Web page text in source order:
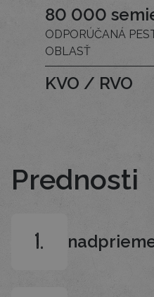
80 000
ODPORÚČANÁ
OBLASŤ
KVO / RVO
Prednosti
1.